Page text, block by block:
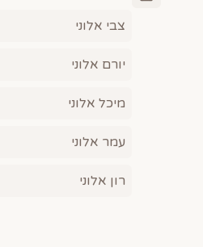
צבי אלוני
יורם אלוני
מיכל אלוני
עמר אלוני
רון אלוני